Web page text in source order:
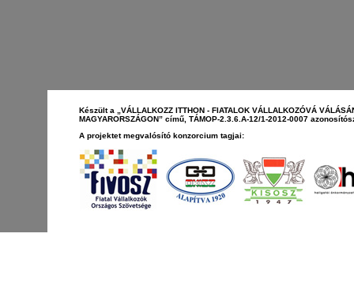
Készült a „VÁLLALKOZZ ITTHON - FIATALOK VÁLLALKOZÓVÁ
MAGYARORSZÁGON” című, TÁMOP-2.3.6.A-12/1-2012-0007
A projektet megvalósító konzorcium tagjai: